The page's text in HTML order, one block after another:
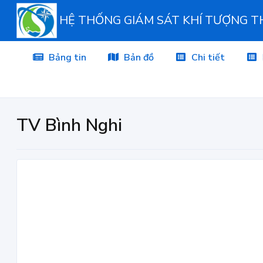
HỆ THỐNG GIÁM SÁT KHÍ TƯỢNG
Bảng tin Bản đồ Chi tiết
TV Bình Nghi